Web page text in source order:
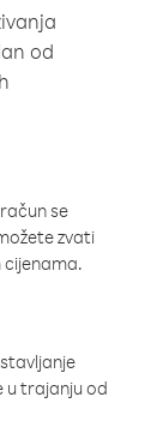
od
se
zvati
cijenama.
u trajanju od